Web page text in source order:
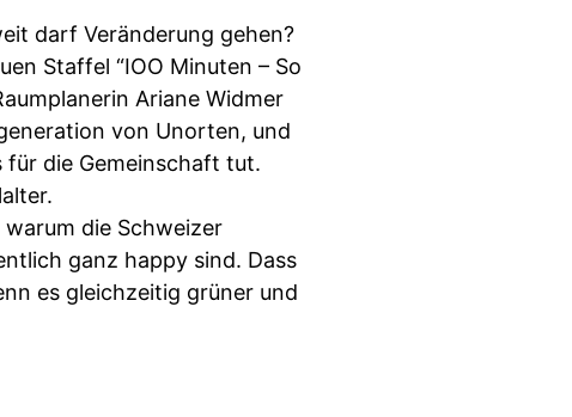
darf Veränderung gehen?
Staffel “IOO Minuten – So
Ariane Widmer
von Unorten, und
die Gemeinschaft tut.
die Schweizer
ganz happy sind. Dass
es gleichzeitig grüner und